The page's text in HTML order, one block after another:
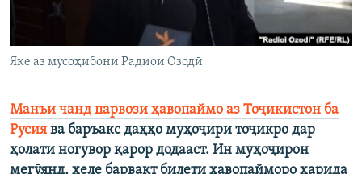
Яке аз мусоҳибони Радиои Озодӣ
Манъи чанд парвози ҳавопаймо аз Тоҷикистон ба
Русия ва баръакс даҳҳо муҳоҷири тоҷикро дар
ҳолати ногувор қарор додааст. Ин муҳоҷирон
мегӯянд, хеле барвақт билети ҳавопайморо харида